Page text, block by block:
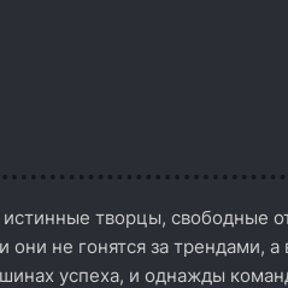
творцы, свободные
не гонятся за трендами,
успеха, и однажды